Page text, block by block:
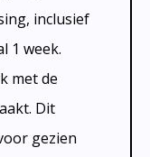
inclusief
1 week.
met de
Dit
gezien